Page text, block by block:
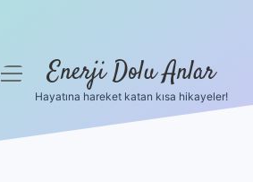
menüyüEnerji Dolu Anlar
Hayatına hareket katan kısa hikayeler!